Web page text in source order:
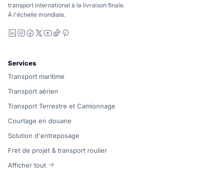
transport international à la livraison finale.
À l'échelle mondiale.
LinkedIn
Instagram
Facebook
X YouTube
TikTok
Services
Transport maritime
Transport aérien
Transport Terrestre et Camionnage
Courtage en douane
Solution d'entreposage
Fret de projet & transport roulier
Afficher tout